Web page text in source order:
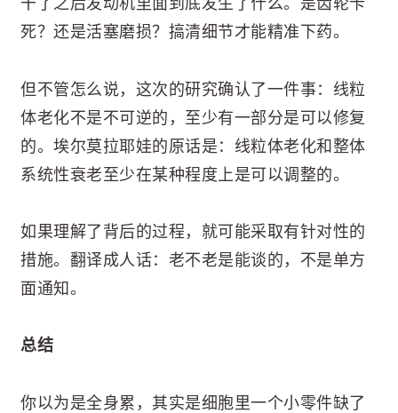
干了之后发动机里面到底发生了什么。是齿轮卡
死？还是活塞磨损？搞清细节才能精准下药。
但不管怎么说，这次的研究确认了一件事：线粒
体老化不是不可逆的，至少有一部分是可以修复
的。埃尔莫拉耶娃的原话是：线粒体老化和整体
系统性衰老至少在某种程度上是可以调整的。
如果理解了背后的过程，就可能采取有针对性的
措施。翻译成人话：老不老是能谈的，不是单方
面通知。
总结
你以为是全身累，其实是细胞里一个小零件缺了